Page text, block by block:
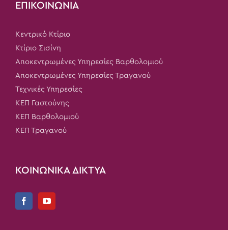
ΕΠΙΚΟΙΝΩΝΙΑ
Κεντρικό Κτίριο
Κτίριο Σισίνη
Αποκεντρωμένες Υπηρεσίες Βαρθολομιού
Αποκεντρωμένες Υπηρεσίες Τραγανού
Τεχνικές Υπηρεσίες
ΚΕΠ Γαστούνης
ΚΕΠ Βαρθολομιού
ΚΕΠ Τραγανού
ΚΟΙΝΩΝΙΚΑ ΔΙΚΤΥΑ